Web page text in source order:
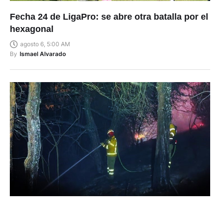
Fecha 24 de LigaPro: se abre otra batalla por el
hexagonal
agosto 6, 5:00 AM
By Ismael Alvarado